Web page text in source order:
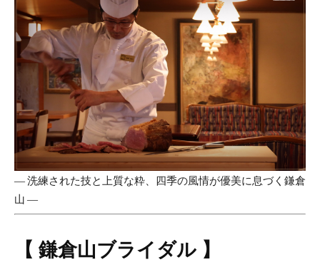
― 洗練された技と上質な粋、四季の風情が優美に息づく鎌倉
山 ―
【 鎌倉山ブライダル 】